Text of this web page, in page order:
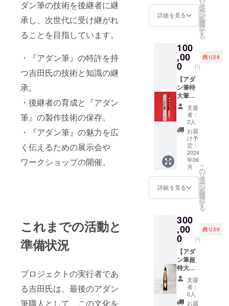
ダン筆の技術を後継者に継
承し、次世代に受け継がれ
ることを目指しています。
・『アダン筆』の特許を持
つ吉田氏の技術と知識の継
承。
・後継者の育成と『アダン
筆』の製作技術の保存。
・『アダン筆』の魅力を広
く伝えるための展示会や
ワークショップの開催。
これまでの活動と
準備状況
プロジェクトの実行者であ
る吉田氏は、最後のアダン
筆職人として、この文化を
桐箱
（３６
ｃｍ×５
ｃｍ×
ｃｍ）
筆軸
３６ｃ
ｍ 穂
先 １
２ｃｍ
程度
2024年
6月以降
のお届
けにな
りま
す。
詳細を見る
リ
タ
ー
ン
を
選
択
す
る
100
,00
0 円
残り28
【アダ
ン筆特
大筆
コー
ス】
『アダ
ン筆』
特大筆
を丁寧
に梱包
して発
送いた
しま
す。 桐
箱
（４６
６．５
ｃｍ×
５．３
ｃｍ）
筆軸
３８ｃ
ｍ 穂
先 １
４ｃｍ
程度
2024年
支援
者：
2人
お届
け予
定：
2024
年06
月
詳細を見る
こ
の
リ
タ
ー
ン
を
選
択
す
る
300
,00
0 円
残り20
【アダ
ン筆超
特大筆
コー
ス】
『アダ
ン筆』
支援
者：
0人
お届